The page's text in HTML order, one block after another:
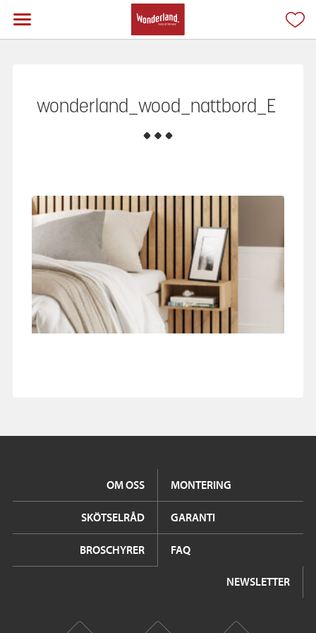
wonderland_wood_nattbord_E
OM OSS MONTERING
SKÖTSELRÅD GARANTI
BROSCHYRER FAQ
NEWSLETTER